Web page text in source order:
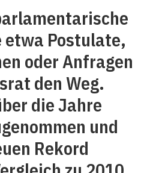
etwa Postulate,
oder Anfragen
den Weg.
die Jahre
und
Rekord